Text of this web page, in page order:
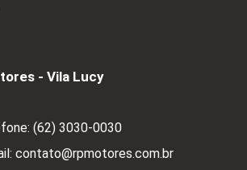
- Vila Lucy
(62) 3030-0030
contato@rpmotores.com.br